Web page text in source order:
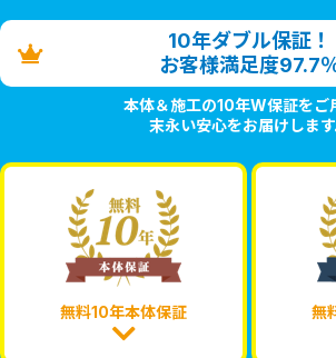
10年ダブル保証！
お客様満足度97.7
本体＆施工の10年W保証をご
末永い安心をお届けします
無料10年本体保証 無